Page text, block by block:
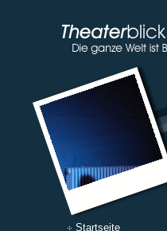
Startseite